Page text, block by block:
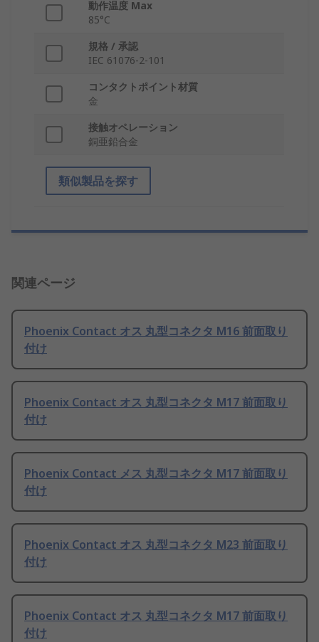
動作温度 Max
85°C
規格 / 承認
IEC 61076-2-101
コンタクトポイント材質
金
接触オペレーション
銅亜鉛合金
類似製品を探す
関連ページ
Phoenix Contact オス 丸型コネクタ M16 前面取り
付け
Phoenix Contact オス 丸型コネクタ M17 前面取り
付け
Phoenix Contact メス 丸型コネクタ M17 前面取り
付け
Phoenix Contact オス 丸型コネクタ M23 前面取り
付け
Phoenix Contact オス 丸型コネクタ M17 前面取り
付け